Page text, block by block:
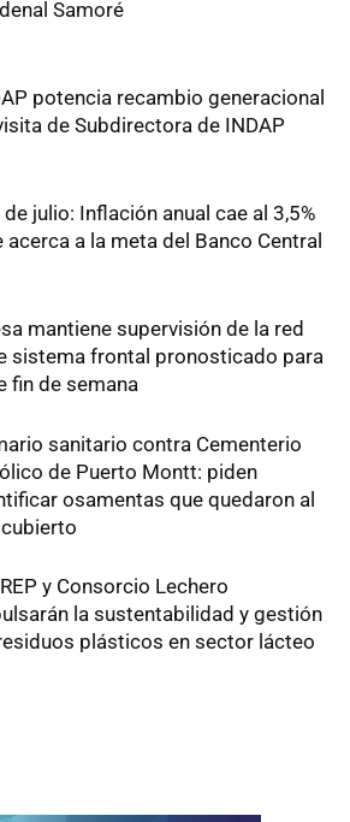
Samoré
potencia recambio generacional
de Subdirectora de INDAP
de julio: Inflación anual cae al 3,5%
acerca a la meta del Banco Central
mantiene supervisión de la red
sistema frontal pronosticado para
fin de semana
sanitario contra Cementerio
de Puerto Montt: piden
osamentas que quedaron al
y Consorcio Lechero
la sustentabilidad y gestión
plásticos en sector lácteo